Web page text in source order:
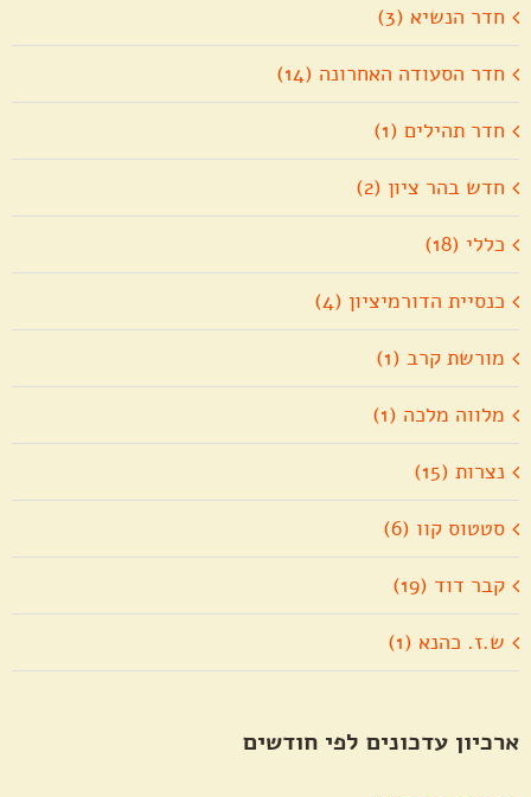
חדר הנשיא (3)
חדר הסעודה האחרונה (14)
חדר תהילים (1)
חדש בהר ציון (2)
כללי (18)
כנסיית הדורמיציון (4)
מורשת קרב (1)
מלווה מלכה (1)
נצרות (15)
סטטוס קוו (6)
קבר דוד (19)
ש.ז. כהנא (1)
ארכיון עדכונים לפי חודשים